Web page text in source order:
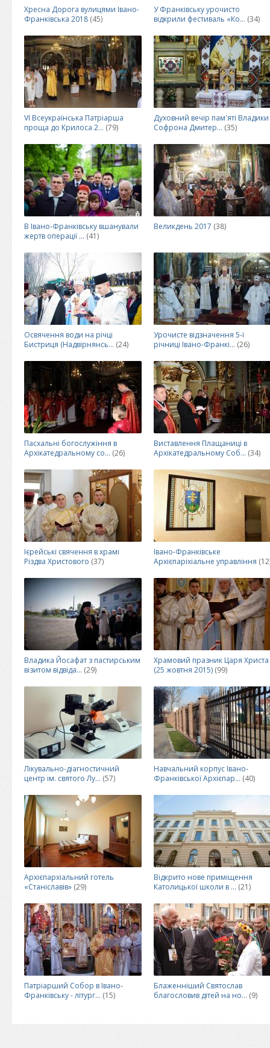
Хресна Дорога вулицями Івано-
Франківська 2018 (45)
У Франківську урочисто
відкрили фестиваль «Ко... (34)
VI Всеукраїнська Патріарша
проща до Крилоса 2... (79)
Духовний вечір пам'яті Владики
Софрона Дмитер... (35)
В Івано-Франківську вшанували
жертв операції ... (41)
Великдень 2017 (38)
Освячення води на річці
Бистриця (Надвірнянсь... (24)
Урочисте відзначення 5-ї
річниці Івано-Франкі... (26)
Пасхальні богослужіння в
Архікатедральному со... (26)
Виставлення Плащаниці в
Архікатедральному Соб... (34)
Ієрейські свячення в храмі
Різдва Христового (37)
Івано-Франківське
Архієпаріхіальне управління
Владика Йосафат з пастирським
візитом відвіда... (29)
Храмовий празник Царя Христа
(25 жовтня 2015) (99)
Лікувально-діагностичний
центр ім. святого Лу... (57)
Навчальний корпус Івано-
Франківської Архієпар... (40)
Архієпархіальний готель
«Станіславів» (29)
Відкрито нове приміщення
Католицької школи в ... (21)
Патріарший Собор в Івано-
Франківську - літург... (15)
Блаженніший Святослав
благословив дітей на но... (9)